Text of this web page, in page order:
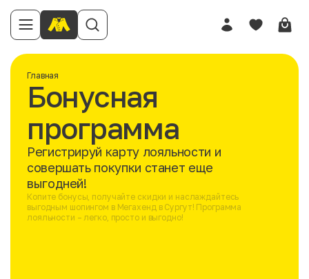
Главная
Бонусная
программа
Регистрируй карту лояльности и
совершать покупки станет еще
выгодней!
Копите бонусы, получайте скидки и наслаждайтесь
выгодным шопингом в Мегахенд в Сургут! Программа
лояльности – легко, просто и выгодно!